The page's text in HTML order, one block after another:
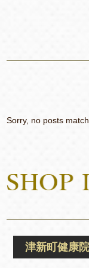
Sorry, no posts
津新町健康院